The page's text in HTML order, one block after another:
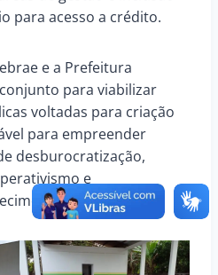
para acesso a crédito.
e a Prefeitura
para viabilizar
voltadas para criação
para empreender
desburocratização,
e
de lideranças.